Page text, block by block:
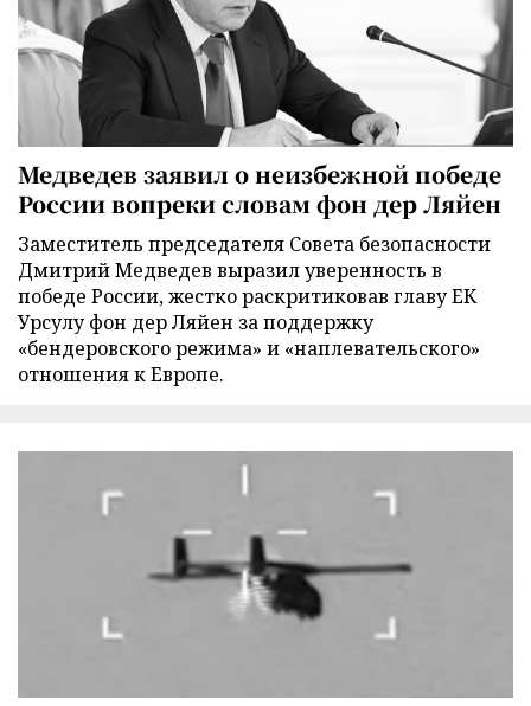
Медведев заявил о неизбежной победе
России вопреки словам фон дер Ляйен
Заместитель председателя Совета безопасности
Дмитрий Медведев выразил уверенность в
победе России, жестко раскритиковав главу ЕК
Урсулу фон дер Ляйен за поддержку
«бендеровского режима» и «наплевательского»
отношения к Европе.